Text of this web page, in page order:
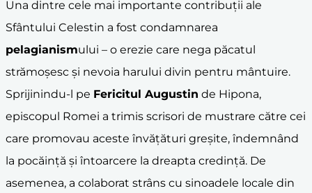
Una dintre cele mai importante contribuții ale
Sfântului Celestin a fost condamnarea
pelagianismului – o erezie care nega păcatul
strămoșesc și nevoia harului divin pentru mântuire.
Sprijinindu-l pe Fericitul Augustin de Hipona,
episcopul Romei a trimis scrisori de mustrare către cei
care promovau aceste învățături greșite, îndemnând
la pocăință și întoarcere la dreapta credință. De
asemenea, a colaborat strâns cu sinoadele locale din